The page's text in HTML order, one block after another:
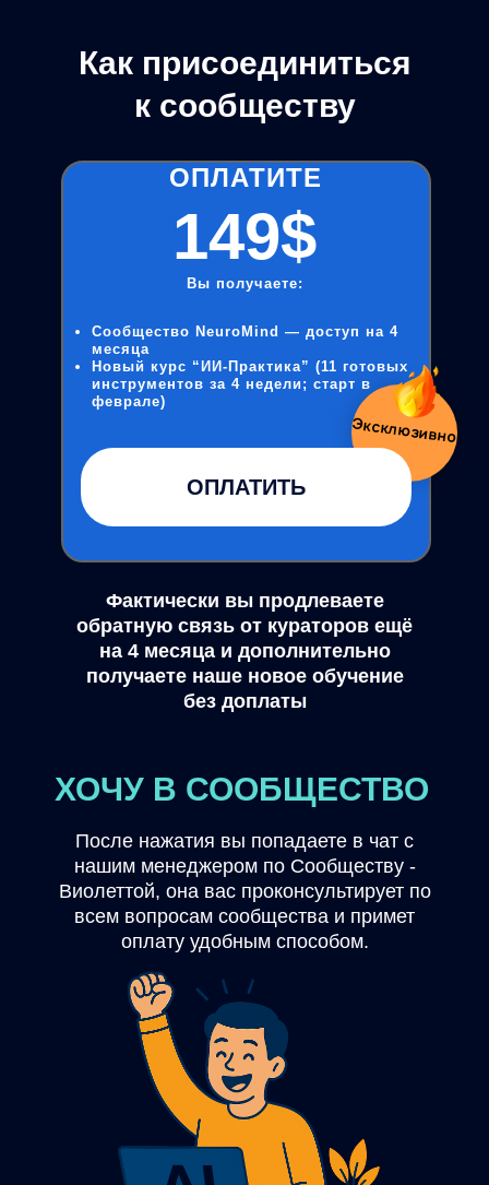
Как присоединиться
к сообществу
Фактически вы продлеваете
обратную связь от кураторов ещё
на 4 месяца и дополнительно
получаете наше новое обучение
без доплаты
149$
Сообщество NeuroMind — доступ на 4
месяца
Новый курс “ИИ-Практика” (11 готовых
инструментов за 4 недели; старт в
феврале)
Вы получаете:
ОПЛАТИТЕ
Эксклюзивно
ОПЛАТИТЬ
После нажатия вы попадаете в чат с
нашим менеджером по Сообществу -
Виолеттой, она вас проконсультирует по
всем вопросам cообщества и примет
оплату удобным способом.
ХОЧУ В СООБЩЕСТВО